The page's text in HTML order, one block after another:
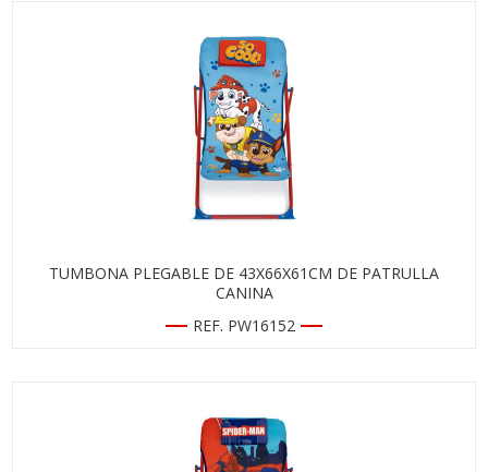
TUMBONA PLEGABLE DE 43X66X61CM DE PATRULLA
CANINA
REF. PW16152